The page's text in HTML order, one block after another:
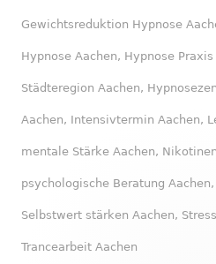
Gewichtsreduktion Hypnose
Hypnose Aachen, Hypnose Praxis
Städteregion Aachen,
Aachen, Intensivtermin Aachen,
mentale Stärke Aachen,
psychologische Beratung Aachen,
Selbstwert stärken Aachen,
Trancearbeit Aachen